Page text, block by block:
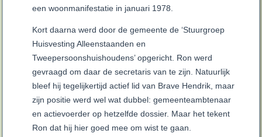
een woonmanifestatie in januari 1978.
Kort daarna werd door de gemeente de ‘Stuurgroep
Huisvesting Alleenstaanden en
Tweepersoonshuishoudens’ opgericht. Ron werd
gevraagd om daar de secretaris van te zijn. Natuurlijk
bleef hij tegelijkertijd actief lid van Brave Hendrik, maar
zijn positie werd wel wat dubbel: gemeenteambtenaar
en actievoerder op hetzelfde dossier. Maar het tekent
Ron dat hij hier goed mee om wist te gaan.